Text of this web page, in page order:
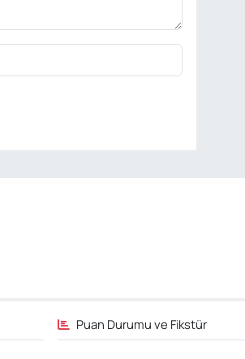
Puan Durumu ve Fikstür